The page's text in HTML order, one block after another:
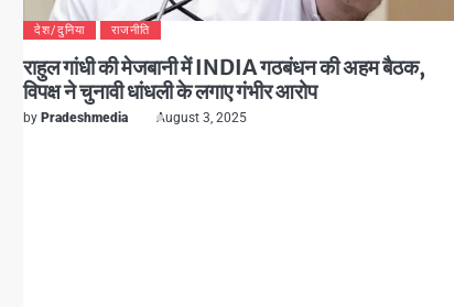
देश/दुनिया राजनीति
राहुल गांधी की मेजबानी में INDIA गठबंधन की अहम बैठक,
विपक्ष ने चुनावी धांधली के लगाए गंभीर आरोप
by Pradeshmedia August 3, 2025